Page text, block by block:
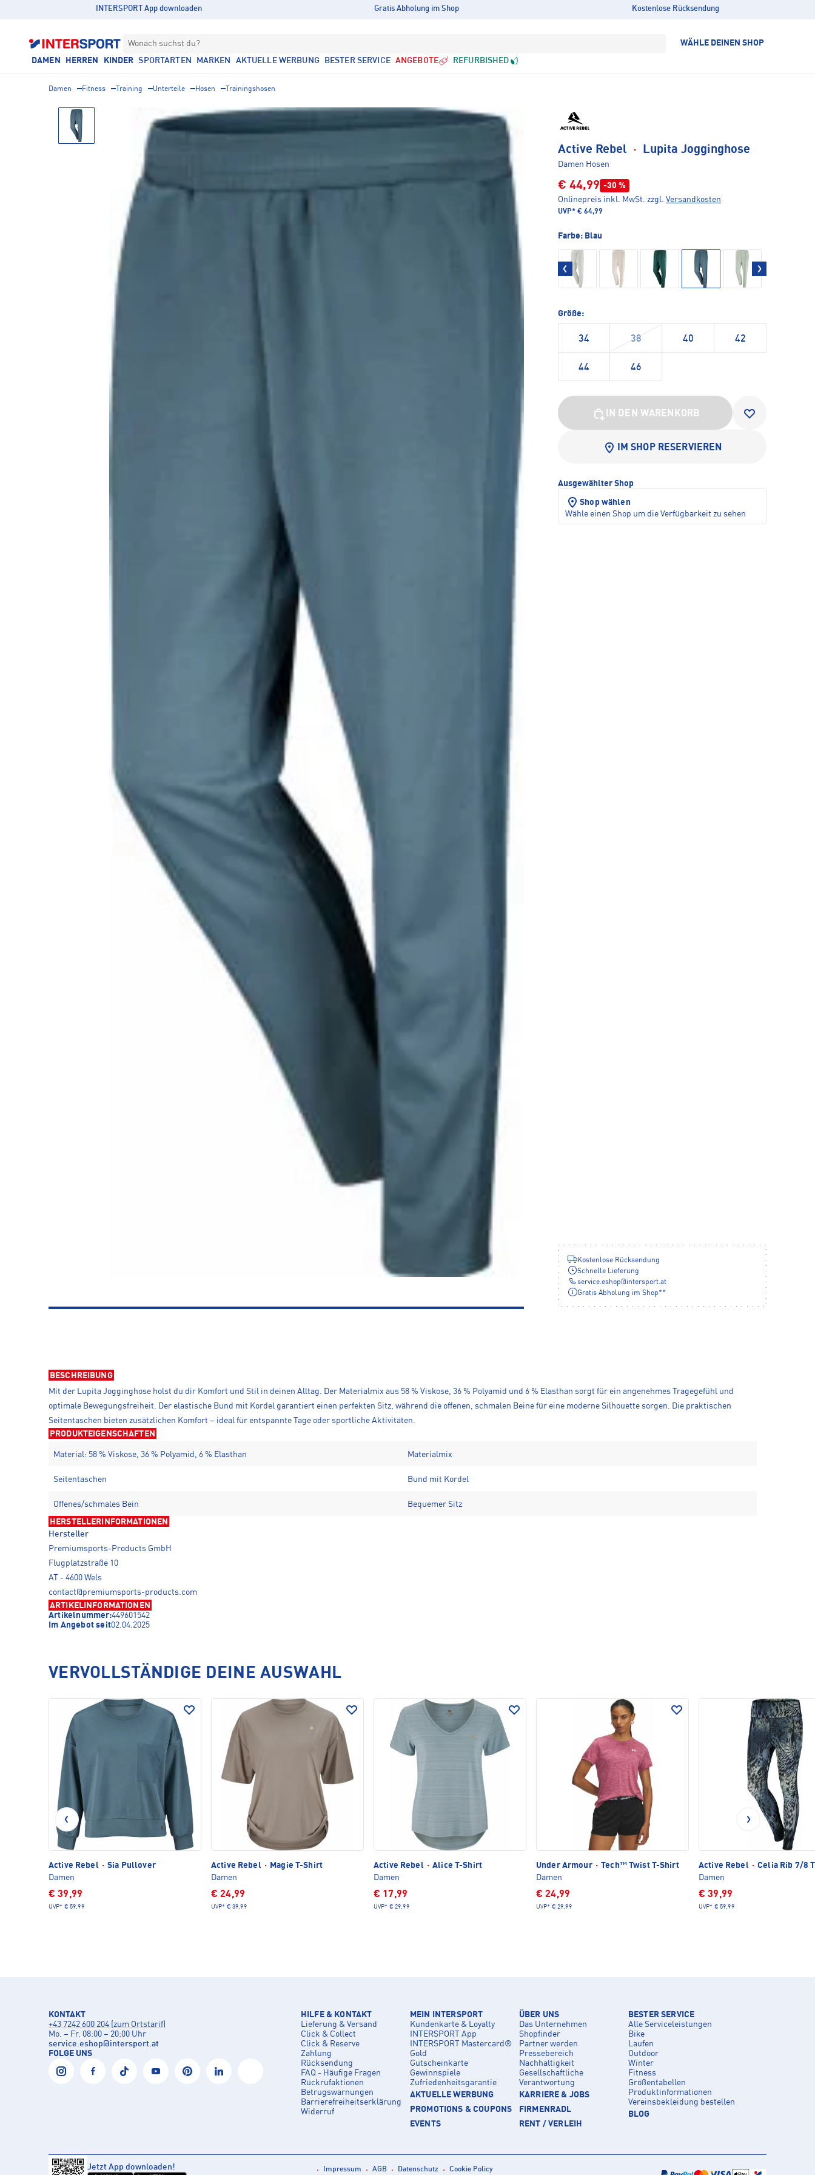
INTERSPORT App downloaden Gratis Abholung im Shop Kostenlose Rücksendung
Wonach suchst du? WÄHLE DEINEN SHOP
DAMEN HERREN KINDER SPORTARTEN MARKEN AKTUELLE WERBUNG BESTER SERVICE ANGEBOTE REFURBISHED
Damen Fitness Training Unterteile Hosen Trainingshosen
Active Rebel · Lupita Jogginghose
Damen Hosen
€ 44,99 -30 %
Onlinepreis inkl. MwSt. zzgl. Versandkosten
UVP* € 64,99
Farbe: Blau
Größe:
34 38 40 42
44 46
IN DEN WARENKORB
IM SHOP RESERVIEREN
Ausgewählter Shop
Shop wählen
Wähle einen Shop um die Verfügbarkeit zu sehen
Kostenlose Rücksendung
Schnelle Lieferung
service.eshop@intersport.at
Gratis Abholung im Shop**
BESCHREIBUNG
Mit der Lupita Jogginghose holst du dir Komfort und Stil in deinen Alltag. Der Materialmix aus 58 % Viskose, 36 % Polyamid und 6 % Elasthan sorgt für ein angenehmes Tragegefühl und
optimale Bewegungsfreiheit. Der elastische Bund mit Kordel garantiert einen perfekten Sitz, während die offenen, schmalen Beine für eine moderne Silhouette sorgen. Die praktischen
Seitentaschen bieten zusätzlichen Komfort – ideal für entspannte Tage oder sportliche Aktivitäten.
PRODUKTEIGENSCHAFTEN
Material: 58 % Viskose, 36 % Polyamid, 6 % Elasthan Materialmix
Seitentaschen Bund mit Kordel
Offenes/schmales Bein Bequemer Sitz
HERSTELLERINFORMATIONEN
Hersteller
Premiumsports-Products GmbH
Flugplatzstraße 10
AT - 4600 Wels
contact@premiumsports-products.com
ARTIKELINFORMATIONEN
Artikelnummer:449601542
Im Angebot seit02.04.2025
VERVOLLSTÄNDIGE DEINE AUSWAHL
Active Rebel · Sia Pullover
Damen
€ 39,99
UVP* € 59,99
Active Rebel ·
Magie T-Shirt
Damen
€ 24,99
UVP* € 39,99
Active Rebel · Alice T-Shirt
Damen
€ 17,99
UVP* € 29,99
Under Armour · Tech™ Twist T-Shirt
Damen
€ 24,99
UVP* € 29,99
Active Rebel · Celia Rib 7/8
Damen
€ 39,99
UVP* € 59,99
KONTAKT
+43 7242 600 204 (zum Ortstarif)
Mo. – Fr. 08:00 – 20:00 Uhr
service.eshop@intersport.at
FOLGE UNS
HILFE & KONTAKT
Lieferung & Versand
Click & Collect
Click & Reserve
Zahlung
Rücksendung
FAQ - Häufige Fragen
Rückrufaktionen
Betrugswarnungen
Barrierefreiheitserklärung
Widerruf
MEIN INTERSPORT
Kundenkarte & Loyalty
INTERSPORT App
INTERSPORT Mastercard®
Gold
Gutscheinkarte
Gewinnspiele
Zufriedenheitsgarantie
AKTUELLE WERBUNG
PROMOTIONS & COUPONS
EVENTS
ÜBER UNS
Das Unternehmen
Shopfinder
Partner werden
Pressebereich
Nachhaltigkeit
Gesellschaftliche
Verantwortung
KARRIERE & JOBS
FIRMENRADL
RENT / VERLEIH
BESTER SERVICE
Alle Serviceleistungen
Bike
Laufen
Outdoor
Winter
Fitness
Größentabellen
Produktinformationen
Vereinsbekleidung bestellen
BLOG
Jetzt App downloaden! Impressum AGB Datenschutz Cookie Policy